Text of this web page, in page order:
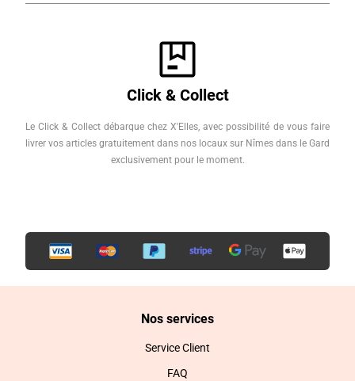
Click & Collect
Le Click & Collect débarque chez X'Elles, avec possibilité de vous faire
livrer vos articles gratuitement dans nos locaux sur Nîmes dans le Gard
exclusivement pour le moment.
Nos services
Service Client
FAQ